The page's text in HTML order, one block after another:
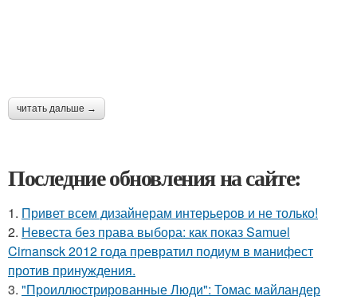
читать дальше →
Последние обновления на сайте:
1. Привет всем дизайнерам интерьеров и не только!
2. Невеста без права выбора: как показ Samuel
Cirnansck 2012 года превратил подиум в манифест
против принуждения.
3. "Проиллюстрированные Люди": Томас майландер